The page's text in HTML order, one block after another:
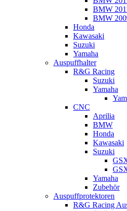
BMW
BMW
Honda
Kawasaki
Suzuki
Yamaha
Auspuffhalter
R&G Racing
Suzuki
Yamaha
CNC
Aprilia
BMW
Honda
Kawasaki
Suzuki
Yamaha
Zubehör
Auspuffprotektoren
R&G Racing